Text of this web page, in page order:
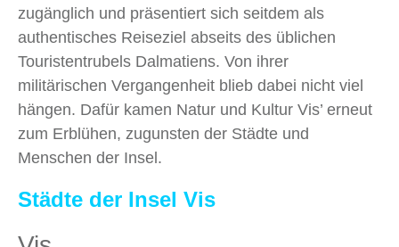
zugänglich und präsentiert sich seitdem als
authentisches Reiseziel abseits des üblichen
Touristentrubels Dalmatiens. Von ihrer
militärischen Vergangenheit blieb dabei nicht viel
hängen. Dafür kamen Natur und Kultur Vis’ erneut
zum Erblühen, zugunsten der Städte und
Menschen der Insel.
Städte der Insel Vis